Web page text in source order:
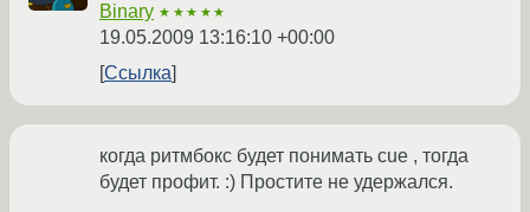
Binary ★★★★★
19.05.2009 13:16:10 +00:00
Ссылка
когда ритмбокс будет понимать cue , тогда
будет профит. :) Простите не удержался.